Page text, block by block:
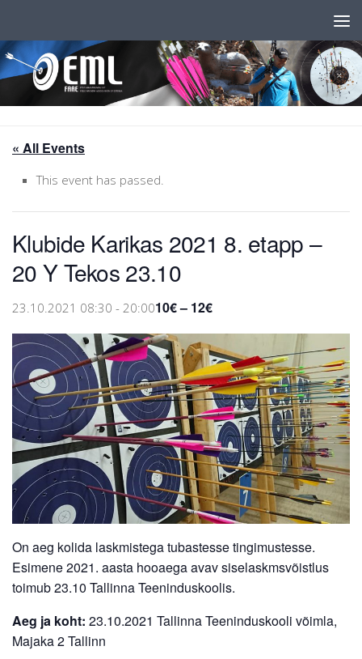
« All Events
This event has passed.
Klubide Karikas 2021 8. etapp –
20 Y Tekos 23.10
23.10.2021 08:30 - 20:0010€ – 12€
On aeg kolida laskmistega tubastesse tingimustesse.
Esimene 2021. aasta hooaega avav siselaskmsvõistlus
toimub 23.10 Tallinna Teeninduskoolis.
Aeg ja koht: 23.10.2021 Tallinna Teeninduskooli võimla,
Majaka 2 Tallinn